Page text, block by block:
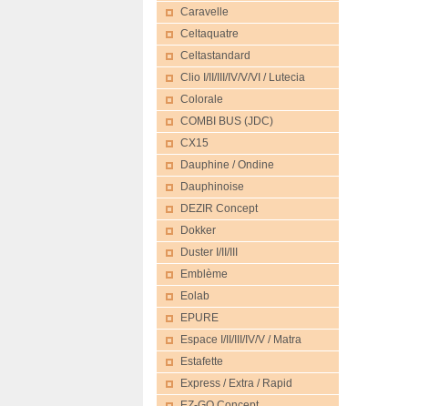
Caravelle
Celtaquatre
Celtastandard
Clio I/II/III/IV/V/VI / Lutecia
Colorale
COMBI BUS (JDC)
CX15
Dauphine / Ondine
Dauphinoise
DEZIR Concept
Dokker
Duster I/II/III
Emblème
Eolab
EPURE
Espace I/II/III/IV/V / Matra
Estafette
Express / Extra / Rapid